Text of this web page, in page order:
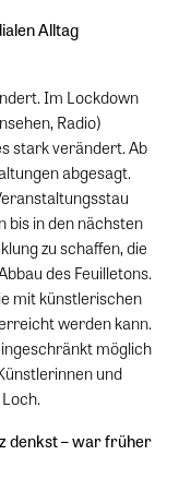
Alltag
Im Lockdown
Radio)
stark verändert. Ab
abgesagt.
in den nächsten
zu schaffen, die
des Feuilletons.
mit künstlerischen
werden kann.
möglich
und
denkst – war früher